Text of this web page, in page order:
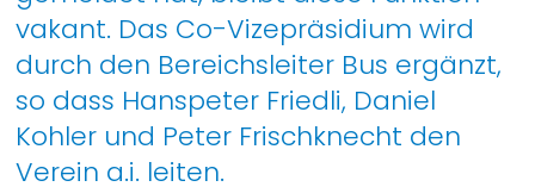
vakant. Das Co-Vizepräsidium wird
durch den Bereichsleiter Bus ergänzt,
so dass Hanspeter Friedli, Daniel
Kohler und Peter Frischknecht den
Verein a.i. leiten.